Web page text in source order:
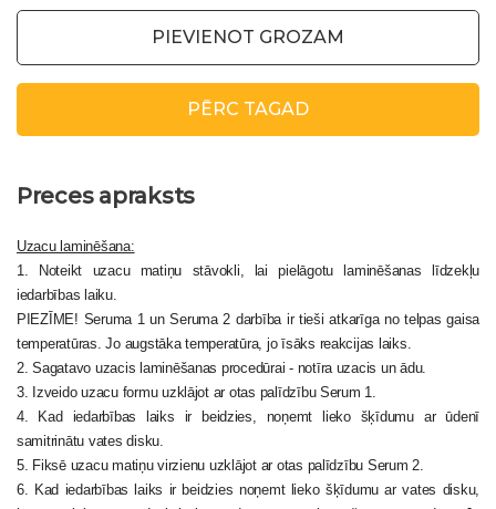
PIEVIENOT GROZAM
PĒRC TAGAD
Preces apraksts
Uzacu laminēšana:
1. Noteikt uzacu matiņu stāvokli, lai pielāgotu laminēšanas līdzekļu
iedarbības laiku.
PIEZĪME! Seruma 1 un Seruma 2 darbība ir tieši atkarīga no telpas gaisa
temperatūras. Jo augstāka temperatūra, jo īsāks reakcijas laiks.
2. Sagatavo uzacis laminēšanas procedūrai - notīra uzacis un ādu.
3. Izveido uzacu formu uzklājot ar otas palīdzību Serum 1.
4. Kad iedarbības laiks ir beidzies, noņemt lieko šķīdumu ar ūdenī
samitrinātu vates disku.
5. Fiksē uzacu matiņu virzienu uzklājot ar otas palīdzību Serum 2.
6. Kad iedarbības laiks ir beidzies noņemt lieko šķīdumu ar vates disku,